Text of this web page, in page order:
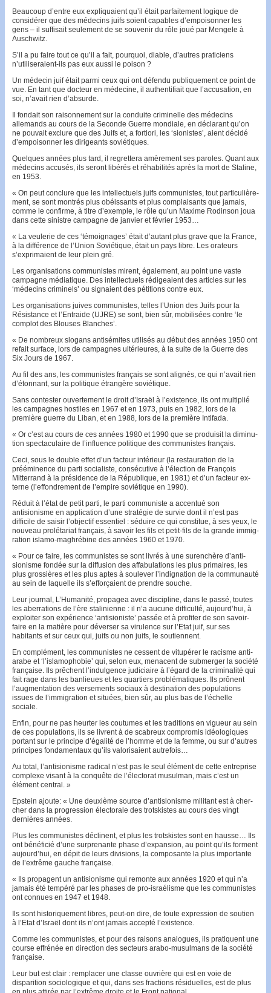
Beaucoup d’entre eux expliquaient qu’il était parfaitement logique de
considérer que des médecins juifs soient capables d’empoisonner les
gens – il suffisait seulement de se souvenir du rôle joué par Mengele à
Auschwitz.
S’il a pu faire tout ce qu’il a fait, pourquoi, diable, d’autres praticiens
n’utiliseraient-ils pas eux aussi le poison ?
Un médecin juif était parmi ceux qui ont défendu publiquement ce point de
vue. En tant que docteur en médecine, il authentifiait que l’accusation, en
soi, n’avait rien d’absurde.
Il fondait son raisonnement sur la conduite criminelle des médecins
allemands au cours de la Seconde Guerre mondiale, en déclarant qu’on
ne pouvait exclure que des Juifs et, a fortiori, les ‘sionistes’, aient décidé
d’empoisonner les dirigeants soviétiques.
Quelques années plus tard, il regrettera amèrement ses paroles. Quant aux
médecins accusés, ils seront libérés et réhabilités après la mort de Staline,
en 1953.
« On peut conclure que les intellectuels juifs communistes, tout particulière­
ment, se sont montrés plus obéissants et plus complai­sants que ja­mais,
comme le confirme, à titre d’exemple, le rôle qu’un Maxime Rodinson joua
dans cette sinistre campagne de janvier et février 1953…
« La veulerie de ces ‘témoignages’ était d’autant plus grave que la France,
à la différence de l’Union Soviétique, était un pays libre. Les ora­teurs
s’exprimaient de leur plein gré.
Les organisations communistes mirent, également, au point une vaste
campagne médiatique. Des intellec­tuels rédigeaient des articles sur les
‘médecins criminels’ ou signaient des pétitions contre eux.
Les organisations juives communistes, telles l’Union des Juifs pour la
Résistance et l’Entraide (UJRE) se sont, bien sûr, mobilisées contre ‘le
complot des Blouses Blanches’.
« De nombreux slogans antisémites utilisés au début des années 1950 ont
refait surface, lors de campagnes ultérieures, à la suite de la Guerre des
Six Jours de 1967.
Au fil des ans, les communistes français se sont alignés, ce qui n’avait rien
d’étonnant, sur la politique étrangère so­viétique.
Sans contester ouvertement le droit d’Israël à l’exis­tence, ils ont multiplié
les campagnes hostiles en 1967 et en 1973, puis en 1982, lors de la
première guerre du Liban, et en 1988, lors de la première Intifada.
« Or c’est au cours de ces années 1980 et 1990 que se produisit la diminu­
tion spectaculaire de l’influence poli­tique des com­munistes français.
Ceci, sous le double ef­fet d’un facteur intérieur (la restaura­tion de la
préémi­nence du parti socialiste, consécutive à l’élection de François
Mitterrand à la présidence de la République, en 1981) et d’un facteur ex­
terne (l’effondre­ment de l’empire soviétique en 1990).
Réduit à l’état de petit parti, le parti communiste a accentué son
antisionisme en application d’une stratégie de survie dont il n’est pas
difficile de saisir l’objectif essentiel : séduire ce qui constitue, à ses yeux, le
nouveau prolétariat français, à savoir les fils et petit-fils de la grande immig­
ration islamo-maghrébine des années 1960 et 1970.
« Pour ce faire, les communistes se sont livrés à une surenchère d’anti­
sionisme fondée sur la diffusion des affabu­lations les plus primaires, les
plus grossières et les plus aptes à soulever l’indignation de la communauté
au sein de laquelle ils s’effor­çaient de prendre souche.
Leur journal, L’Humanité, propagea avec discipline, dans le passé, toutes
les aberrations de l’ère stalinienne : il n’a aucune difficulté, aujourd’hui, à
exploiter son expérience ‘an­tisioniste’ passée et à profiter de son savoir-
faire en la matière pour déverser sa virulence sur l’Etat juif, sur ses
habitants et sur ceux qui, juifs ou non juifs, le soutiennent.
En complé­ment, les com­munistes ne cessent de vitupérer le racisme anti-
arabe et ‘l’islamo­phobie’ qui, selon eux, me­na­cent de submerger la société
française. Ils prêchent l’in­dulgence judiciaire à l’égard de la criminalité qui
fait rage dans les banlieues et les quartiers problématiques. Ils prônent
l’aug­mentation des verse­ments sociaux à des­tina­tion des populations
issues de l’immigration et situées, bien sûr, au plus bas de l’échelle
sociale.
Enfin, pour ne pas heur­ter les coutumes et les tra­ditions en vigueur au sein
de ces populations, ils se livrent à de scabreux compromis idéo­logiques
portant sur le principe d’égalité de l’homme et de la femme, ou sur d’autres
prin­cipes fondamentaux qu’ils va­lorisaient autre­fois…
Au to­tal, l’anti­sionisme radical n’est pas le seul élément de cette entreprise
complexe visant à la con­quête de l’électorat mu­sul­man, mais c’est un
élément cen­tral. »
Epstein ajoute: « Une deuxième source d’antisionisme mili­tant est à cher­
cher dans la progression électorale des trot­skistes au cours des vingt
dernières années.
Plus les com­mu­nistes déclinent, et plus les trotskistes sont en hausse… Ils
ont bénéficié d’une surprenante phase d’expansion, au point qu’ils for­ment
au­jour­d’hui, en dépit de leurs divisions, la com­po­sante la plus importante
de l’extrême gauche fran­çaise.
« Ils pro­pagent un antisionisme qui remonte aux années 1920 et qui n’a
jamais été tempéré par les phases de pro-israélisme que les communistes
ont connues en 1947 et 1948.
Ils sont historiquement libres, peut-on dire, de toute expression de soutien
à l’Etat d’Israël dont ils n’ont jamais accepté l’exis­tence.
Comme les com­munistes, et pour des raisons analo­gues, ils pratiquent une
course effrénée en direction des secteurs arabo-musulmans de la société
fran­çaise.
Leur but est clair : remplacer une classe ouvrière qui est en voie de
disparition sociologique et qui, dans ses frac­tions résiduelles, est de plus